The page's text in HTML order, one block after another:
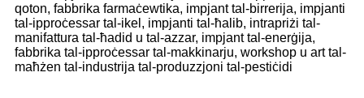
qoton, fabbrika farmaċewtika, impjant tal-birrerija, impjanti
tal-ipproċessar tal-ikel, impjanti tal-ħalib, intrapriżi tal-
manifattura tal-ħadid u tal-azzar, impjant tal-enerġija,
fabbrika tal-ipproċessar tal-makkinarju, workshop u art tal-
maħżen tal-industrija tal-produzzjoni tal-pestiċidi